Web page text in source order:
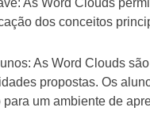
dos conceitos
As Word Clouds
propostas. Os
um ambiente de